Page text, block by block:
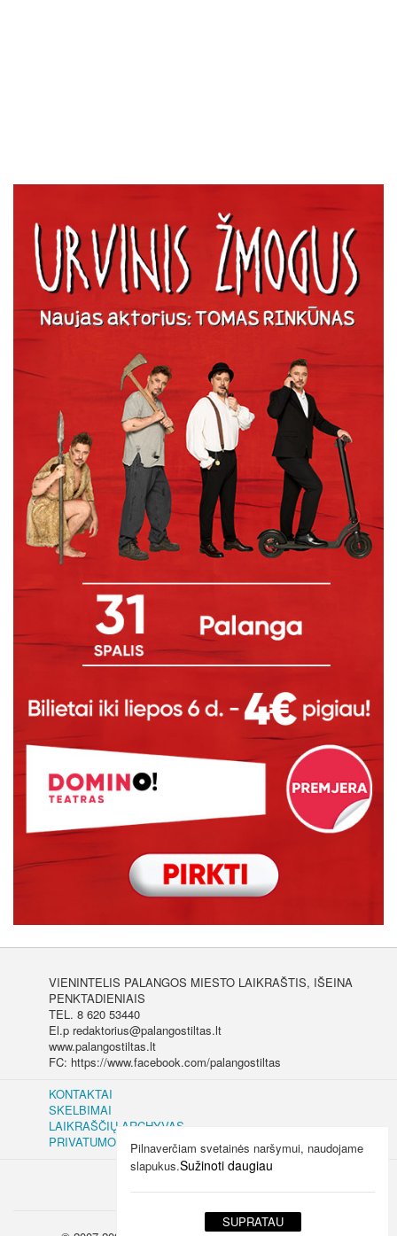
VIENINTELIS PALANGOS MIESTO LAIKRAŠTIS, IŠEINA
PENKTADIENIAIS
TEL. 8 620 53440
El.p redaktorius@palangostiltas.lt
www.palangostiltas.lt
FC: https://www.facebook.com/palangostiltas
KONTAKTAI
SKELBIMAI
LAIKRAŠČIŲ ARCHYVAS
PRIVATUMO IR SLAPUKŲ POLITIKA
Pilnaverčiam svetainės naršymui, naudojame
slapukus.Sužinoti daugiau
SUPRATAU